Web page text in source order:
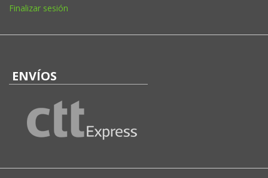
Finalizar sesión
ENVÍOS